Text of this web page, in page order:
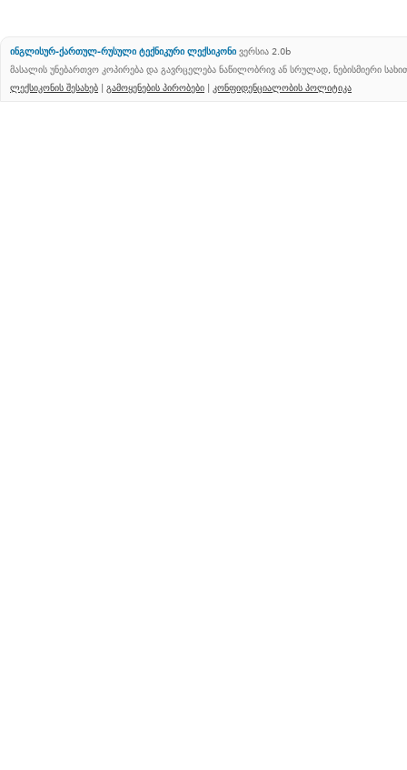
ინგლისურ-ქართულ-რუსული ტექნიკური ლექსიკონი ვერსია 2.0b
მასალის უნებართვო კოპირება და გავრცელება ნაწილობრივ ან სრულად, ნებისმიერი
ლექსიკონის შესახებ | გამოყენების პირობები | კონფიდენციალობის პოლიტიკა